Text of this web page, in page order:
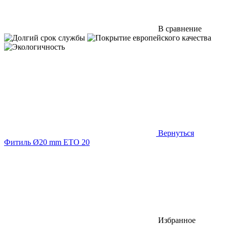
В сравнение
Вернуться
Фитиль Ø20 mm ETO 20
Избранное